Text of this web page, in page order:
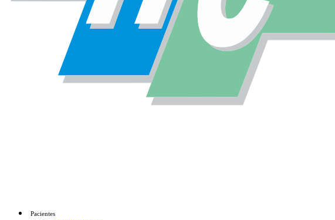
Pacientes